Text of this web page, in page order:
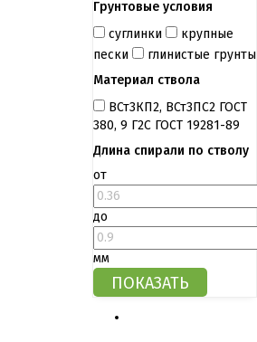
Грунтовые условия
суглинки
крупные
пески
глинистые грунты
Материал ствола
ВСт3КП2, ВСт3ПС2 ГОСТ
380, 9 Г2С ГОСТ 19281-89
Длина спирали по стволу
от
до
мм